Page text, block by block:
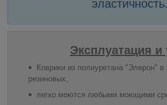
эластичность.
Эксплуатация и
Коврики из полиуретана "Элерон" в
резиновых,
легко моются любыми моющими